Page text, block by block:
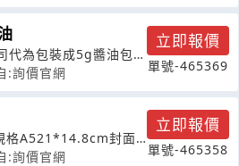
代為包裝成5g醬油包，
多少，謝
:詢價官網
立即報價
單號-465369
格A521*14.8cm封面
:詢價官網
立即報價
單號-465358